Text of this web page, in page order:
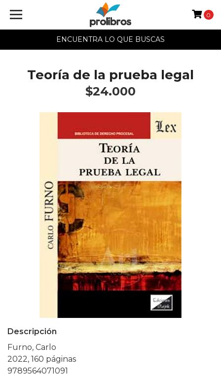
ENCUENTRA LO QUE BUSCAS
0
Teoría de la prueba legal
$24.000
Descripción
Furno, Carlo
2022, 160 páginas
9789564071091